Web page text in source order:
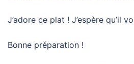
J’adore ce plat ! J’espère qu’il
Bonne préparation !